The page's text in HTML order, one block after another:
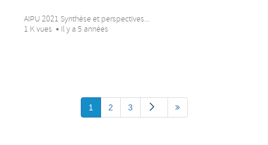
AIPU 2021 Synthèse et perspectives...
1 K vues
Il y a 5 années
1 2 3